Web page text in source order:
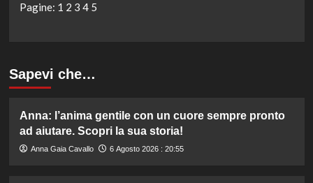
Pagine: 1 2 3 4 5
Sapevi che…
Anna: l’anima gentile con un cuore sempre pronto
ad aiutare. Scopri la sua storia!
Anna Gaia Cavallo 6 Agosto 2026 : 20:55